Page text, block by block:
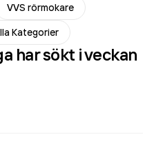
VVS rörmokare
Kategorier
har sökt i veckan